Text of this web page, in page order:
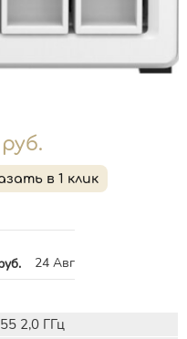
руб.
24 Авг
2,0 ГГц